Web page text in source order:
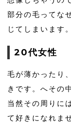
部分の毛ってな
じてしまいます。
20代女性
毛が薄かったり
きです。へその
当然その周りに
て好きになれま